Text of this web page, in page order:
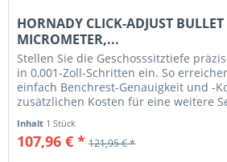
HORNADY CLICK-ADJUST
MICROMETER,...
Stellen Sie die Geschosssitztiefe
in 0,001-Zoll-Schritten ein. So
einfach Benchrest-Genauigkeit und -
zusätzlichen Kosten für eine weitere
Inhalt 1 Stück
107,96 € * 121,95 € *